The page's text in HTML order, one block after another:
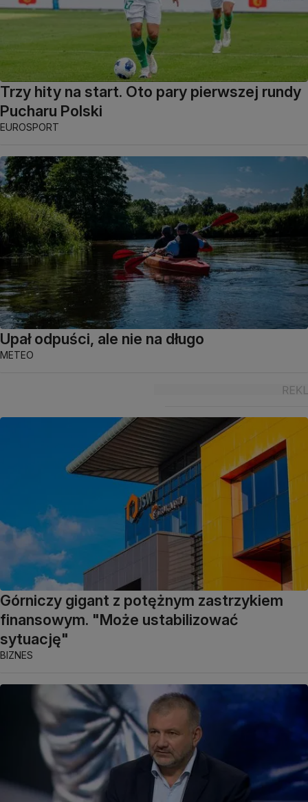
Trzy hity na start. Oto pary pierwszej rundy
Pucharu Polski
EUROSPORT
Upał odpuści, ale nie na długo
METEO
Górniczy gigant z potężnym zastrzykiem
finansowym. "Może ustabilizować
sytuację"
BIZNES